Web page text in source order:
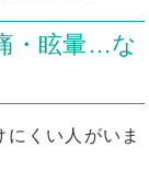
・眩暈…な
くい人がいま